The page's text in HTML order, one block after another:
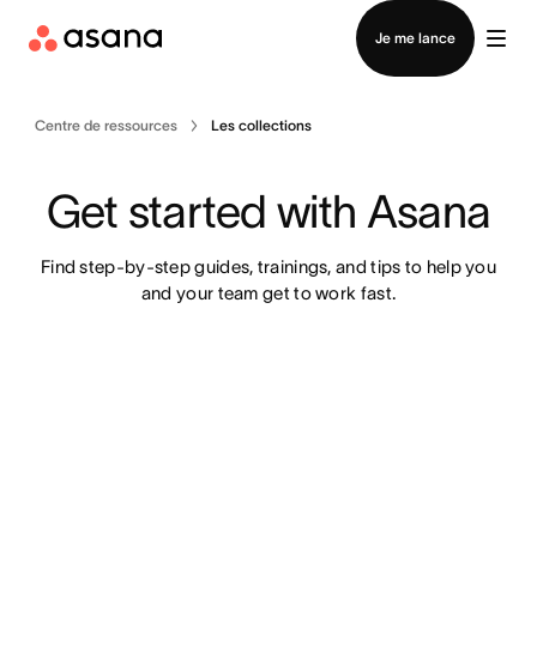
Je me lance
Contacter le service commercial
Centre de ressources Les collections
Get started with Asana
Find step-by-step guides, trainings, and tips to help you
and your team get to work fast.